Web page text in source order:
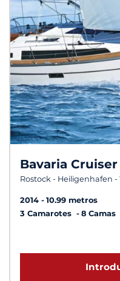
Bavaria Cruiser
Rostock - Heiligenhafen
2014
10.99 metros
3 Camarotes
8 Camas